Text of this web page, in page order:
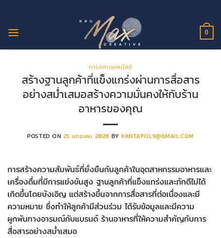
ยัง
0
การตลาดออนไลน์
สร้างฐานลูกค้าที่แข็งแกร่งผ่านการสื่อสาร
อย่างสม่ำเสมอสร้างความมั่นคงให้กับร้าน
อาหารของคุณ
POSTED ON 21 มกราคม 2026 BYKANTAPOL9@GMAIL.COM
การสร้างความสัมพันธ์ที่ยั่งยืนกับลูกค้าในอุตสาหกรรมอาหารและ
เครื่องดื่มที่มีการแข่งขันสูง ฐานลูกค้าที่แข็งแกร่งและภักดีไม่ได้
เกิดขึ้นโดยบังเอิญ แต่สร้างขึ้นจากการสื่อสารที่ต่อเนื่องและมี
ความหมาย ซึ่งทำให้ลูกค้ามีส่วนร่วม ได้รับข้อมูลและมีความ
ผูกพันทางอารมณ์กับแบรนด์ ร้านอาหารที่ให้ความสำคัญกับการ
สื่อสารอย่างสม่ำเสมอ